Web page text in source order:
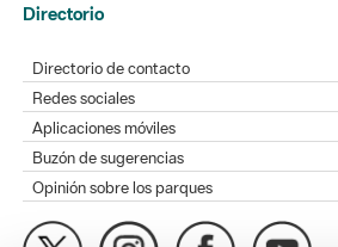
Directorio
Directorio de contacto
Redes sociales
Aplicaciones móviles
Buzón de sugerencias
Opinión sobre los parques